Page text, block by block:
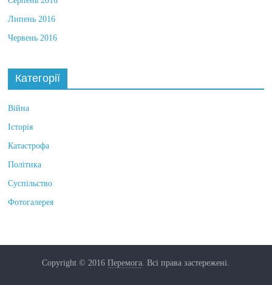
Серпень 2016
Липень 2016
Червень 2016
Категорії
Війна
Історія
Катастрофа
Політика
Суспільство
Фотогалерея
Copyright © 2016Перемога. Всі права застережені.